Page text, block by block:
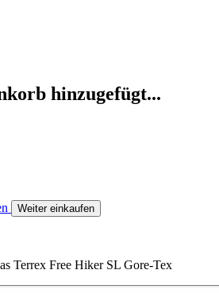
hinzugefügt...
Weiter einkaufen
Terrex Free Hiker SL Gore-Tex